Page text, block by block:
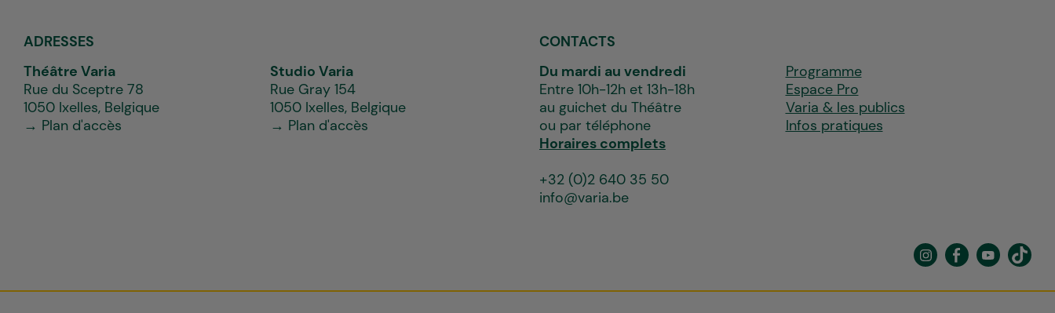
ADRESSES
Théâtre Varia
Rue du Sceptre 78
1050 Ixelles, Belgique
→ Plan d'accès
Studio Varia
Rue Gray 154
1050 Ixelles, Belgique
→ Plan d'accès
CONTACTS
Du mardi au vendredi
Entre 10h-12h et 13h-18h
au guichet du Théâtre
ou par téléphone
Horaires complets
+32 (0)2 640 35 50
info@varia.be
Programme
Espace Pro
Varia & les publics
Infos pratiques